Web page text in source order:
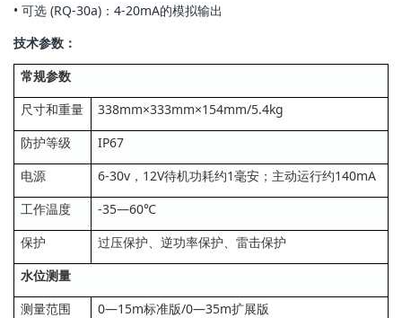
• 可选 (RQ-30a)：4-20mA的模拟输出
技术参数：
常规参数
尺寸和重量
338mm×333mm×154mm/5.4kg
防护等级
IP67
电源
6-30v，12V待机功耗约1毫安；主动运行约140mA
工作温度
-35—60℃
保护
过压保护、逆功率保护、雷击保护
水位测量
测量范围
0—15m标准版/0—35m扩展版